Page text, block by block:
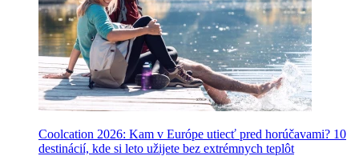
Coolcation 2026: Kam v Európe utiecť pred horúčavami? 10
destinácií, kde si leto užijete bez extrémnych teplôt